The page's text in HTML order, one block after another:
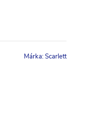
Márka:Scarlett